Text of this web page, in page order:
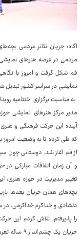
آگاه: جریان تئاتر مردمی
نمایشی در سراسر کشور تبدیل
به مناسبت برگزاری اختتامیه
مدیر مرکز هنرهای نمایشی
آینده این حرکت فرهنگی و
از قم آغاز شد. دوستانی چون
و آن زمان اتفاقات مبارکی در
تغییر مدیریت در حوزه هنری،
بچه‌های همان جریان بعدها
را پذیرفتم، تلاش کردم این
جریان یک